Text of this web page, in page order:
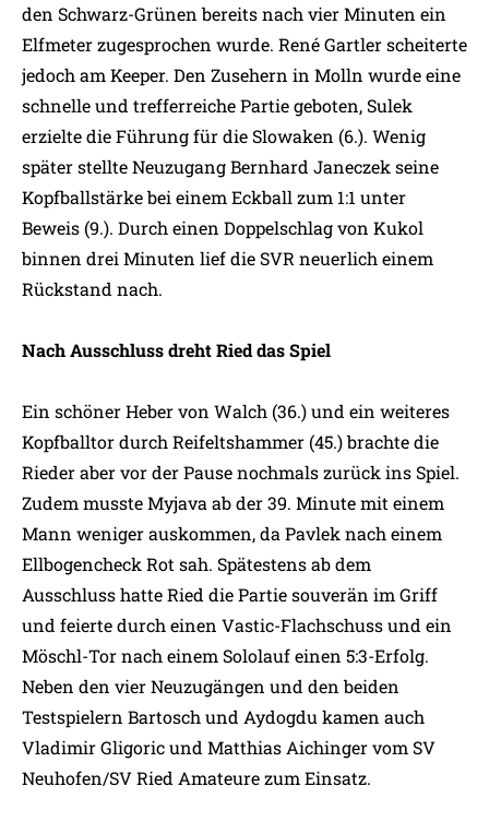
den Schwarz-Grünen bereits nach vier Minuten ein
Elfmeter zugesprochen wurde. René Gartler scheiterte
jedoch am Keeper. Den Zusehern in Molln wurde eine
schnelle und trefferreiche Partie geboten, Sulek
erzielte die Führung für die Slowaken (6.). Wenig
später stellte Neuzugang Bernhard Janeczek seine
Kopfballstärke bei einem Eckball zum 1:1 unter
Beweis (9.). Durch einen Doppelschlag von Kukol
binnen drei Minuten lief die SVR neuerlich einem
Rückstand nach.
Nach Ausschluss dreht Ried das Spiel
Ein schöner Heber von Walch (36.) und ein weiteres
Kopfballtor durch Reifeltshammer (45.) brachte die
Rieder aber vor der Pause nochmals zurück ins Spiel.
Zudem musste Myjava ab der 39. Minute mit einem
Mann weniger auskommen, da Pavlek nach einem
Ellbogencheck Rot sah. Spätestens ab dem
Ausschluss hatte Ried die Partie souverän im Griff
und feierte durch einen Vastic-Flachschuss und ein
Möschl-Tor nach einem Sololauf einen 5:3-Erfolg.
Neben den vier Neuzugängen und den beiden
Testspielern Bartosch und Aydogdu kamen auch
Vladimir Gligoric und Matthias Aichinger vom SV
Neuhofen/SV Ried Amateure zum Einsatz.